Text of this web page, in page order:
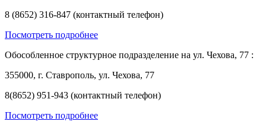
8 (8652) 316-847 (контактный телефон)
Посмотреть подробнее
Обособленное структурное подразделение на ул. Чехова, 77 :
355000, г. Ставрополь, ул. Чехова, 77
8(8652) 951-943 (контактный телефон)
Посмотреть подробнее